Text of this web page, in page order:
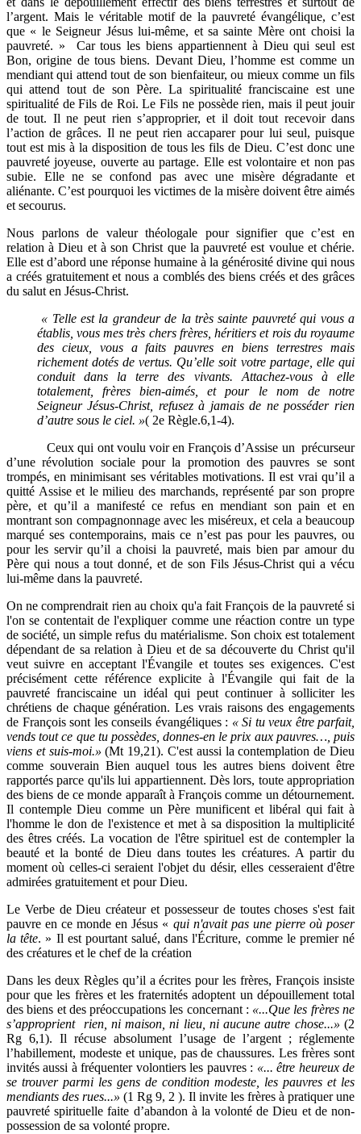
l’argent. Mais le véritable motif de la pauvreté évangélique, c’est
que « le Seigneur Jésus lui-même, et sa sainte Mère ont choisi la
pauvreté. » Car tous les biens appartiennent à Dieu qui seul est
Bon, origine de tous biens. Devant Dieu, l’homme est comme un
mendiant qui attend tout de son bienfaiteur, ou mieux comme un fils
qui attend tout de son Père. La spiritualité franciscaine est une
spiritualité de Fils de Roi. Le Fils ne possède rien, mais il peut jouir
de tout. Il ne peut rien s’approprier, et il doit tout recevoir dans
l’action de grâces. Il ne peut rien accaparer pour lui seul, puisque
tout est mis à la disposition de tous les fils de Dieu. C’est donc une
pauvreté joyeuse, ouverte au partage. Elle est volontaire et non pas
subie. Elle ne se confond pas avec une misère dégradante et
aliénante. C’est pourquoi les victimes de la misère doivent être aimés
et secourus.
Nous parlons de valeur théologale pour signifier que c’est en
relation à Dieu et à son Christ que la pauvreté est voulue et chérie.
Elle est d’abord une réponse humaine à la générosité divine qui nous
a créés gratuitement et nous a comblés des biens créés et des grâces
du salut en Jésus-Christ.
« Telle est la grandeur de la très sainte pauvreté qui vous a
établis, vous mes très chers frères, héritiers et rois du royaume
des cieux, vous a faits pauvres en biens terrestres mais
richement dotés de vertus. Qu’elle soit votre partage, elle qui
conduit dans la terre des vivants. Attachez-vous à elle
totalement, frères bien-aimés, et pour le nom de notre
Seigneur Jésus-Christ, refusez à jamais de ne posséder rien
d’autre sous le ciel. »( 2e Règle.6,1-4).
Ceux qui ont voulu voir en François d’Assise un précurseur
d’une révolution sociale pour la promotion des pauvres se sont
trompés, en minimisant ses véritables motivations. Il est vrai qu’il a
quitté Assise et le milieu des marchands, représenté par son propre
père, et qu’il a manifesté ce refus en mendiant son pain et en
montrant son compagnonnage avec les miséreux, et cela a beaucoup
marqué ses contemporains, mais ce n’est pas pour les pauvres, ou
pour les servir qu’il a choisi la pauvreté, mais bien par amour du
Père qui nous a tout donné, et de son Fils Jésus-Christ qui a vécu
lui-même dans la pauvreté.
On ne comprendrait rien au choix qu'a fait François de la pauvreté si
l'on se contentait de l'expliquer comme une réaction contre un type
de société, un simple refus du matérialisme. Son choix est totalement
dépendant de sa relation à Dieu et de sa découverte du Christ qu'il
veut suivre en acceptant l'Évangile et toutes ses exigences. C'est
précisément cette référence explicite à l'Évangile qui fait de la
pauvreté franciscaine un idéal qui peut continuer à solliciter les
chrétiens de chaque génération. Les vrais raisons des engagements
de François sont les conseils évangéliques : « Si tu veux être parfait,
vends tout ce que tu possèdes, donnes-en le prix aux pauvres…, puis
viens et suis-moi.»(Mt 19,21). C'est aussi la contemplation de Dieu
comme souverain Bien auquel tous les autres biens doivent être
rapportés parce qu'ils lui appartiennent. Dès lors, toute appropriation
des biens de ce monde apparaît à François comme un détournement.
Il contemple Dieu comme un Père munificent et libéral qui fait à
l'homme le don de l'existence et met à sa disposition la multiplicité
des êtres créés. La vocation de l'être spirituel est de contempler la
beauté et la bonté de Dieu dans toutes les créatures. A partir du
moment où celles-ci seraient l'objet du désir, elles cesseraient d'être
admirées gratuitement et pour Dieu.
Le Verbe de Dieu créateur et possesseur de toutes choses s'est fait
pauvre en ce monde en Jésus « qui n'avait pas une pierre où poser
la tête. » Il est pourtant salué, dans l'Écriture, comme le premier né
des créatures et le chef de la création
Dans les deux Règles qu’il a écrites pour les frères, François insiste
pour que les frères et les fraternités adoptent un dépouillement total
des biens et des préoccupations les concernant : «...Que les frères ne
s’approprient rien, ni maison, ni lieu, ni aucune autre chose...» (2
Rg 6,1). Il récuse absolument l’usage de l’argent ; réglemente
l’habillement, modeste et unique, pas de chaussures. Les frères sont
invités aussi à fréquenter volontiers les pauvres : «... être heureux de
se trouver parmi les gens de condition modeste, les pauvres et les
mendiants des rues...» (1 Rg 9, 2 ). Il invite les frères à pratiquer une
pauvreté spirituelle faite d’abandon à la volonté de Dieu et de non-
possession de sa volonté propre.